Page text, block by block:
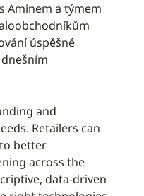
Aminem a týmem
úspěšné
and
Retailers can
better
across the
data-driven